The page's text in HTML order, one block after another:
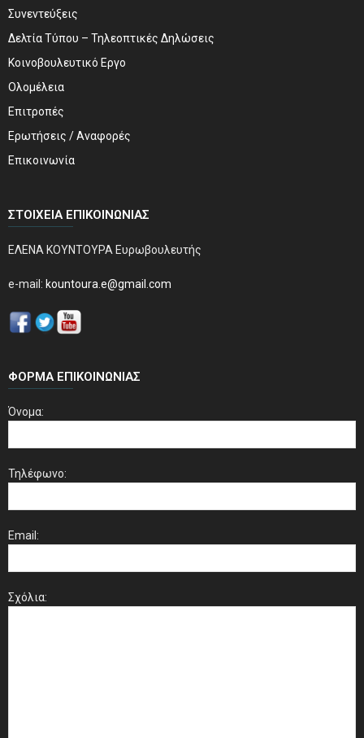
Συνεντεύξεις
Δελτία Τύπου – Τηλεοπτικές Δηλώσεις
Κοινοβουλευτικό Εργο
Ολομέλεια
Επιτροπές
Ερωτήσεις / Αναφορές
Επικοινωνία
ΣΤΟΙΧΕΊΑ ΕΠΙΚΟΙΝΩΝΊΑΣ
ΕΛΕΝΑ ΚΟΥΝΤΟΥΡΑ Ευρωβουλευτής
e-mail: kountoura.e@gmail.com
ΦΌΡΜΑ ΕΠΙΚΟΙΝΩΝΊΑΣ
Όνομα:
Τηλέφωνο:
Email:
Σχόλια: